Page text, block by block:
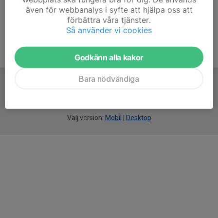
Läs mer
Välj version: Mobil Desktop
även för webbanalys i syfte att hjälpa oss att
förbättra våra tjänster.
Så använder vi cookies
Godkänn alla kakor
Bara nödvändiga